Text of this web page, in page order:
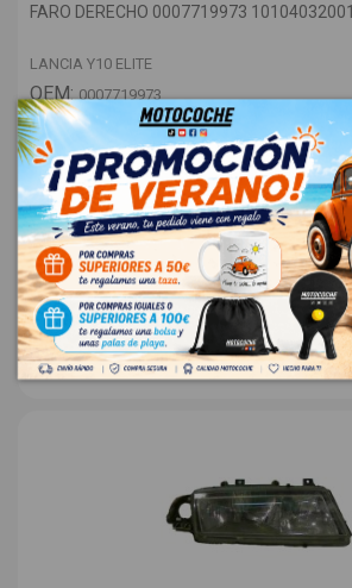
FARO DERECHO 0007719973 10104032001
LANCIA Y10 ELITE
OEM:0007719973
ID: 1006404
12,00 € Sin IVA
14,52 €